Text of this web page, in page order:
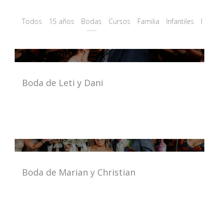
Todos 15 años Bodas Cursos Familia Infantiles
Boda de Leti y Dani
Boda de Marian y Christian